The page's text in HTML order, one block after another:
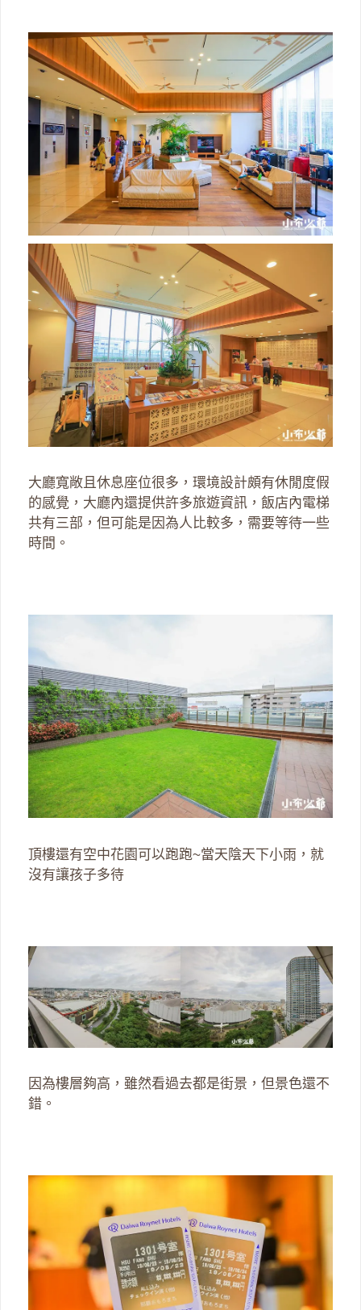
大廳寬敞且休息座位很多，環境設計頗有休閒度假
的感覺，大廳內還提供許多旅遊資訊，飯店內電梯
共有三部，但可能是因為人比較多，需要等待一些
時間。
頂樓還有空中花園可以跑跑~當天陰天下小雨，就
沒有讓孩子多待
因為樓層夠高，雖然看過去都是街景，但景色還不
錯。